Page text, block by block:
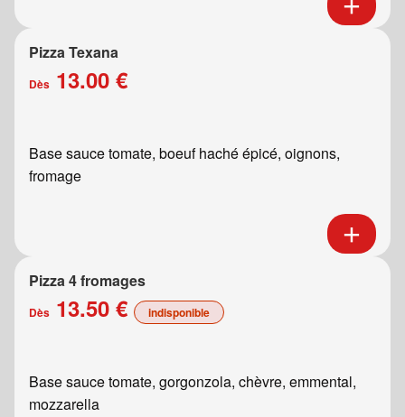
Pizza Texana
Dès 13.00 €
Base sauce tomate, boeuf haché épicé, oignons,
fromage
Pizza 4 fromages
Dès 13.50 € indisponible
Base sauce tomate, gorgonzola, chèvre, emmental,
mozzarella